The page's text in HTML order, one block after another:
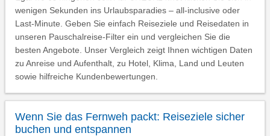
wenigen Sekunden ins Urlaubsparadies – all-inclusive oder
Last-Minute. Geben Sie einfach Reiseziele und Reisedaten in
unseren Pauschalreise-Filter ein und vergleichen Sie die
besten Angebote. Unser Vergleich zeigt Ihnen wichtigen Daten
zu Anreise und Aufenthalt, zu Hotel, Klima, Land und Leuten
sowie hilfreiche Kundenbewertungen.
Wenn Sie das Fernweh packt: Reiseziele sicher
buchen und entspannen